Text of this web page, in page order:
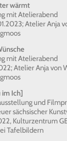
wärmt
mit Atelierabend
Atelier Anja
mit Atelierabend
Atelier Anja von
im Ich]
und
sächsischer
Kulturzentrum
Tafelbildern